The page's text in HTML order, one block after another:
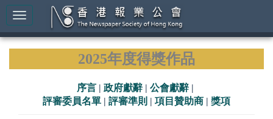
2025年度得獎作品
序言 | 政府獻辭 | 公會獻辭 |
評審委員名單 | 評審準則 | 項目贊助商 | 獎項